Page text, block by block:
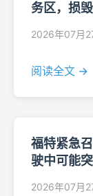
务区，损
2026年07月
阅读全文 →
福特紧急
驶中可能
2026年07月